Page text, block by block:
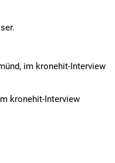
im kronehit-Interview
kronehit-Interview